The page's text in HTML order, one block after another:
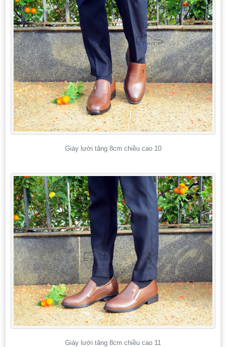
Giày lười tăng 8cm chiều cao 10
Giày lười tăng 8cm chiều cao 11